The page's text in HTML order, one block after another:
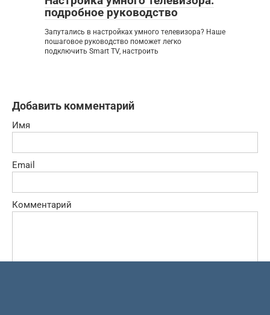
подробное руководство
Запутались в настройках умного телевизора? Наше
пошаговое руководство поможет легко
подключить Smart TV, настроить
Добавить комментарий
Имя
Email
Комментарий